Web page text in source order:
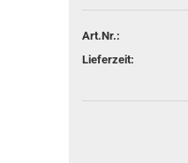
Art.Nr.:
Lieferzeit: